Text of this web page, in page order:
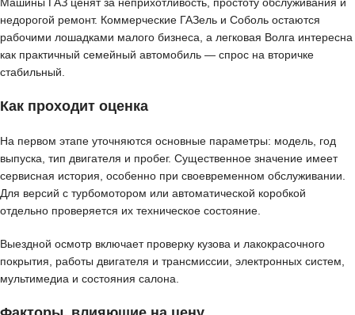
недорогой ремонт. Коммерческие ГАЗель и Соболь остаются
рабочими лошадками малого бизнеса, а легковая Волга интересна
как практичный семейный автомобиль — спрос на вторичке
стабильный.
Как проходит оценка
На первом этапе уточняются основные параметры: модель, год
выпуска, тип двигателя и пробег. Существенное значение имеет
сервисная история, особенно при своевременном обслуживании.
Для версий с турбомотором или автоматической коробкой
отдельно проверяется их техническое состояние.
Выездной осмотр включает проверку кузова и лакокрасочного
покрытия, работы двигателя и трансмиссии, электронных систем,
мультимедиа и состояния салона.